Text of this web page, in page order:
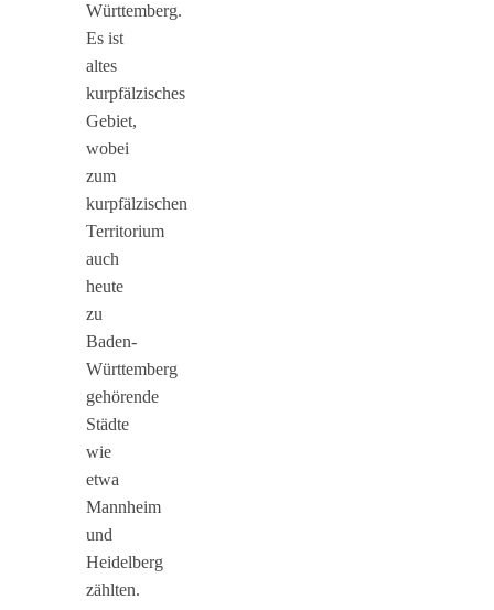
Württemberg.
Es ist
altes
kurpfälzisches
Gebiet,
wobei
zum
kurpfälzischen
Territorium
auch
heute
zu
Baden-
Württemberg
gehörende
Städte
wie
etwa
Mannheim
und
Heidelberg
zählten.